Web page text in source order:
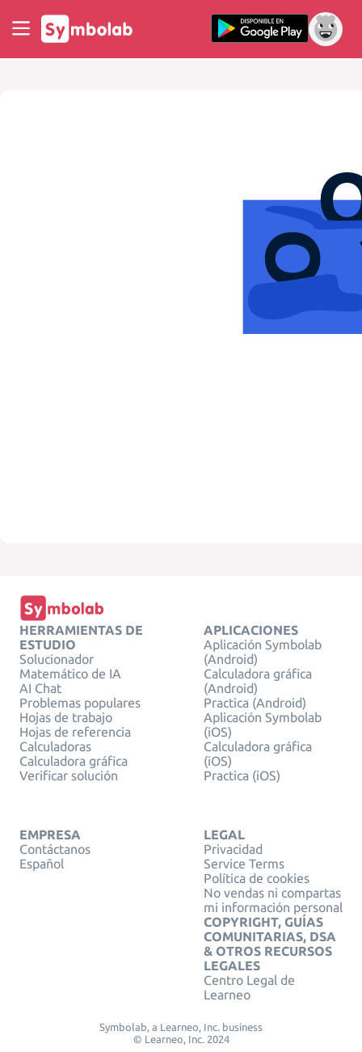
HERRAMIENTAS DE
ESTUDIO
Solucionador
Matemático de IA
AI Chat
Problemas populares
Hojas de trabajo
Hojas de referencia
Calculadoras
Calculadora gráfica
Verificar solución
APLICACIONES
Aplicación Symbolab
(Android)
Calculadora gráfica
(Android)
Practica (Android)
Aplicación Symbolab
(iOS)
Calculadora gráfica
(iOS)
Practica (iOS)
EMPRESA
Contáctanos
Español
LEGAL
Privacidad
Service Terms
Política de cookies
No vendas ni compartas
mi información personal
COPYRIGHT, GUÍAS
COMUNITARIAS, DSA
& OTROS RECURSOS
LEGALES
Centro Legal de
Learneo
Symbolab, a Learneo, Inc. business
© Learneo, Inc. 2024